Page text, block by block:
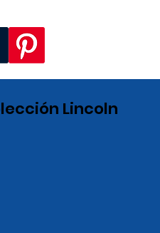
Lincoln